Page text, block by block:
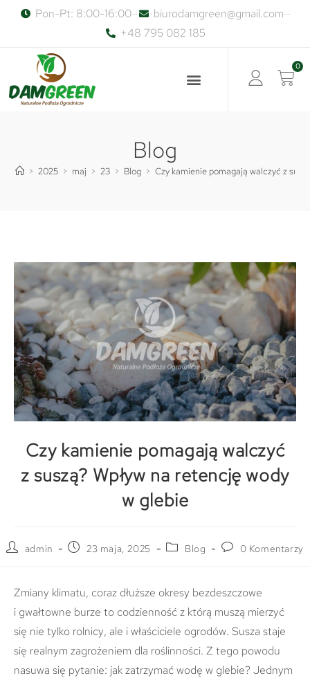
Pon-Pt: 8:00-16:00
biurodamgreen@gmail.com
+48 795 082 185
0
Blog
> 2025 > maj > 23 > Blog > Czy kamienie pomagają walczyć z
Czy kamienie pomagają walczyć
z suszą? Wpływ na retencję wody
w glebie
admin 23 maja, 2025 Blog 0 Komentarzy
Zmiany klimatu, coraz dłuższe okresy bezdeszczowe
i gwałtowne burze to codzienność z którą muszą mierzyć
się nie tylko rolnicy, ale i właściciele ogrodów. Susza staje
się realnym zagrożeniem dla roślinności. Z tego powodu
nasuwa się pytanie: jak zatrzymać wodę w glebie? Jednym